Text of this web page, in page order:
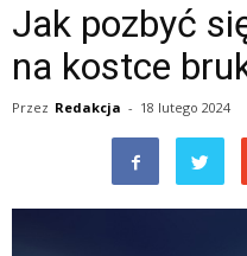
Jak pozbyć
na kostce
Przez Redakcja - 18 lutego 2024